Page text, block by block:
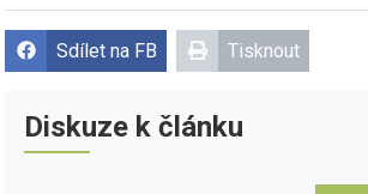
Sdílet na FB Tisknout
Diskuze k článku